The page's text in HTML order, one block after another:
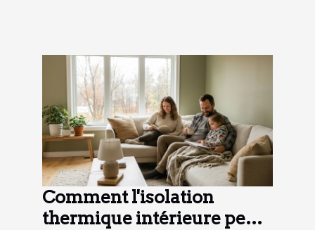
Comment l'isolation
thermique intérieure peut-